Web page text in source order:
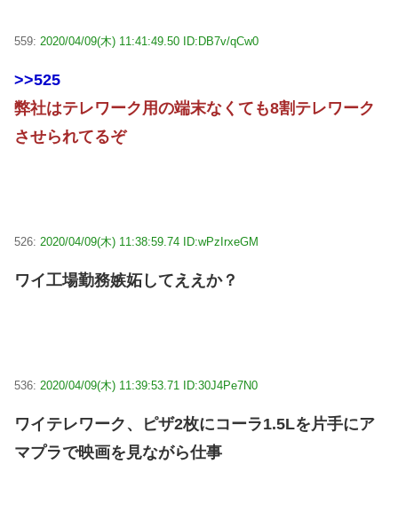
559: 2020/04/09(木) 11:41:49.50 ID:DB7v/qCw0
>>525
弊社はテレワーク用の端末なくても8割テレワーク
させられてるぞ
526: 2020/04/09(木) 11:38:59.74 ID:wPzIrxeGM
ワイ工場勤務嫉妬してええか？
536: 2020/04/09(木) 11:39:53.71 ID:30J4Pe7N0
ワイテレワーク、ピザ2枚にコーラ1.5Lを片手にア
マプラで映画を見ながら仕事